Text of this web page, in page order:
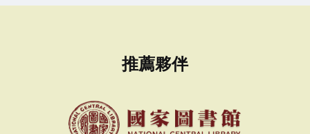
推薦夥伴